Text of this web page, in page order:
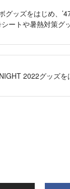
グッズをはじめ、
ートや暑熱対策グ
2022グッズ